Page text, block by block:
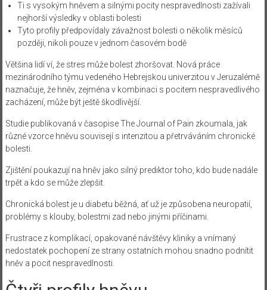
Ti s vysokým hněvem a silnými pocity nespravedlnosti zažívali
nejhorší výsledky v oblasti bolesti
Tyto profily předpovídaly závažnost bolesti o několik měsíců
později, nikoli pouze v jednom časovém bodě
Většina lidí ví, že stres může bolest zhoršovat. Nová práce
mezinárodního týmu vedeného Hebrejskou univerzitou v Jeruzalémě
naznačuje, že hněv, zejména v kombinaci s pocitem nespravedlivého
zacházení, může být ještě škodlivější.
Studie publikovaná v časopise The Journal of Pain zkoumala, jak
různé vzorce hněvu souvisejí s intenzitou a přetrváváním chronické
bolesti.
Zjištění poukazují na hněv jako silný prediktor toho, kdo bude nadále
trpět a kdo se může zlepšit.
Chronická bolest je u diabetu běžná, ať už je způsobena neuropatií,
problémy s klouby, bolestmi zad nebo jinými příčinami.
Frustrace z komplikací, opakované návštěvy kliniky a vnímaný
nedostatek pochopení ze strany ostatních mohou snadno podnítit
hněv a pocit nespravedlnosti.